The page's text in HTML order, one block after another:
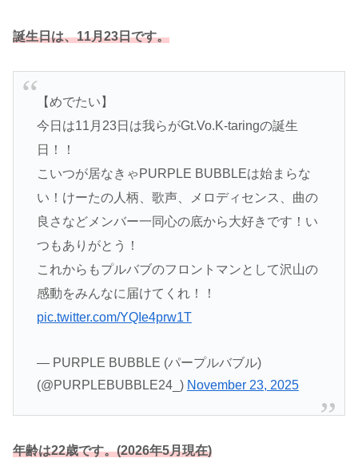
誕生日は、11月23日です。
【めでたい】
今日は11月23日は我らがGt.Vo.K-taringの誕生
日！！
こいつが居なきゃPURPLE BUBBLEは始まらな
い！けーたの人柄、歌声、メロディセンス、曲の
良さなどメンバー一同心の底から大好きです！い
つもありがとう！
これからもプルバブのフロントマンとして沢山の
感動をみんなに届けてくれ！！
pic.twitter.com/YQIe4prw1T
— PURPLE BUBBLE (パープルバブル)
(@PURPLEBUBBLE24_) November 23, 2025
年齢は22歳です。(2026年5月現在)